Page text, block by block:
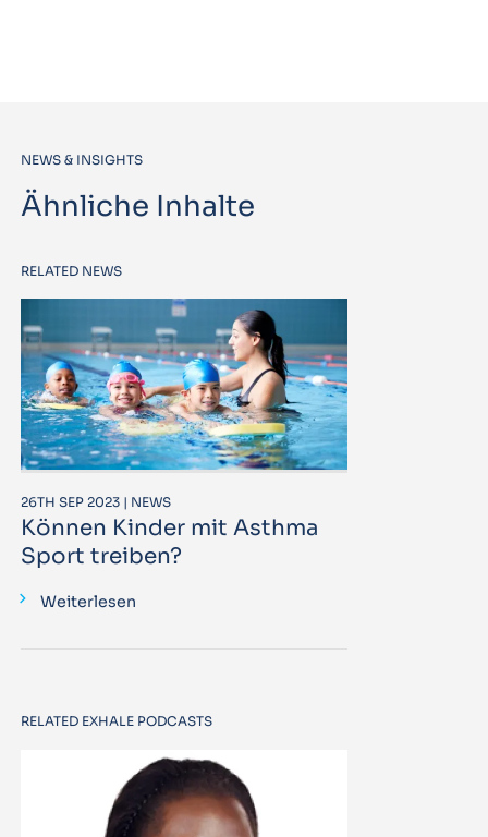
NEWS & INSIGHTS
Ähnliche Inhalte
RELATED NEWS
26TH SEP 2023 | NEWS
Können Kinder mit Asthma
Sport treiben?
Weiterlesen
RELATED EXHALE PODCASTS